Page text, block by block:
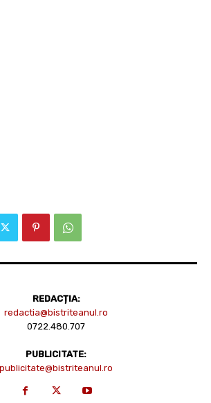
REDACȚIA:
redactia@bistriteanul.ro
0722.480.707
PUBLICITATE:
publicitate@bistriteanul.ro